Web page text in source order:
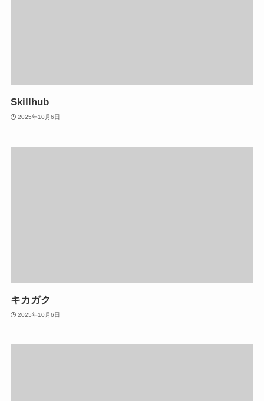
Skillhub
2025年10月6日
キカガク
2025年10月6日